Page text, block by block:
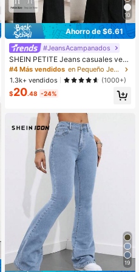
10
Ahorro de $6.61
#JeansAcampanados
SHEIN PETITE Jeans casuales vers
átiles simples ajustados con pierna
acampanada, para mujeres petite
#4 Más vendidos
en Pequeño Jeans de mujer
1.3k+ vendidos
(1000+)
$20.48 -24%
19